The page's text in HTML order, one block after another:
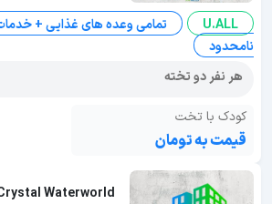
U.ALL
تمامی وعده های غذایی +
نامحدود
هر نفر دو تخته
کودک با تخت
قیمت به تومان
Waterworld